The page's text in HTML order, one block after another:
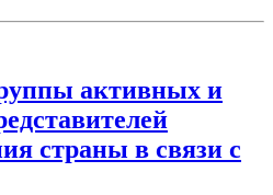
активных и
страны в связи с